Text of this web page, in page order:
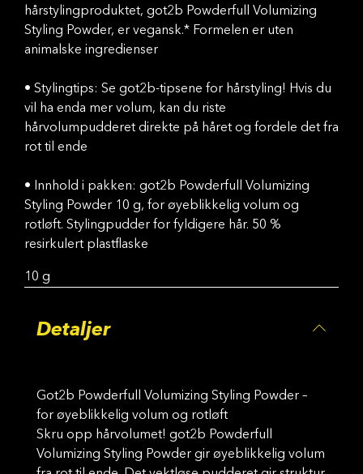
hårstylingproduktet, got2b Powderfull Volumizing
Styling Powder, er vegansk.* Formelen er uten
animalske ingredienser
• Stylingtips: Se got2b-tipsene for hårstyling! Hvis du
vil ha enda mer volum, kan du riste
hårvolumpudderet direkte på håret og fordele det fra
rot til ende
• Innhold i pakken: got2b Powderfull Volumizing
Styling Powder 10 g, for øyeblikkelig volum og
rotløft. Stylingpudder for fyldigere hår. 50 %
resirkulert plastflaske
10 g
Detaljer
Got2b Powderfull Volumizing Styling Powder –
for øyeblikkelig volum og rotløft
Skru opp hårvolumet! got2b Powderfull
Volumizing Styling Powder gir øyeblikkelig volum